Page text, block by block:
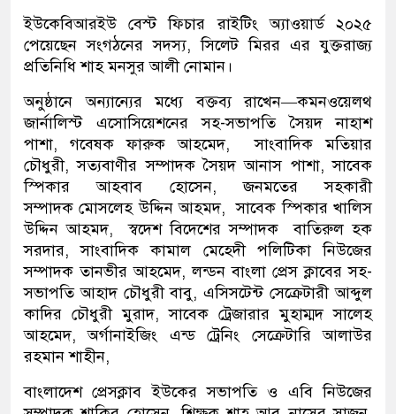
ইউকেবিআরইউ বেস্ট ফিচার রাইটিং অ্যাওয়ার্ড ২০২৫
পেয়েছেন সংগঠনের সদস্য, সিলেট মিরর এর যুক্তরাজ্য
প্রতিনিধি শাহ মনসুর আলী নোমান।
অনুষ্ঠানে অন্যান্যের মধ্যে বক্তব্য রাখেন—কমনওয়েলথ
জার্নালিস্ট এসোসিয়েশনের সহ-সভাপতি সৈয়দ নাহাশ
পাশা, গবেষকফারুক আহমেদ, সাংবাদিক মতিয়ার
চৌধুরী, সত্যবাণীর সম্পাদক সৈয়দ আনাস পাশা, সাবেক
স্পিকার আহবাব হোসেন, জনমতের সহকারী
সম্পাদকমোসলেহ উদ্দিন আহমদ, সাবেক স্পিকারখালিস
উদ্দিন আহমদ, স্বদেশ বিদেশের সম্পাদক বাতিরুল হক
সরদার,সাংবাদিক কামাল মেহেদী পলিটিকা নিউজের
সম্পাদক তানভীর আহমেদ, লন্ডন বাংলা প্রেস ক্লাবের সহ-
সভাপতি আহাদ চৌধুরী বাবু, এসিসটেন্ট সেক্রেটারী আব্দুল
কাদির চৌধুরী মুরাদ, সাবেক ট্রেজারার মুহাম্মদ সালেহ
আহমেদ, অর্গানাইজিং এন্ড ট্রেনিং সেক্রেটারি আলাউর
রহমান শাহীন,
বাংলাদেশ প্রেসক্লাব ইউকের সভাপতি ও এবি নিউজের